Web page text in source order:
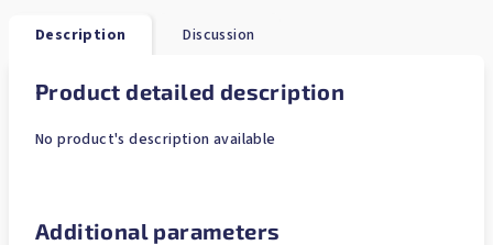
Description Discussion
Product detailed description
No product's description available
Additional parameters